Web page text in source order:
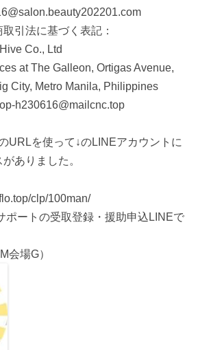
引法に基づく表記：
Co., Ltd
at The Galleon, Ortigas Avenue,
City, Metro Manila, Philippines
h230616@mailcnc.top
URLを使って↓のLINEアカウントに
ありました。
clp/100man/
ポートの受取登録・援助申込LINEで
会場G）